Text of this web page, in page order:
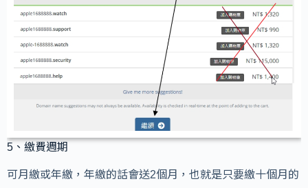
5、繳費週期
可月繳或年繳，年繳的話會送2個月，也就是只要繳十個月的